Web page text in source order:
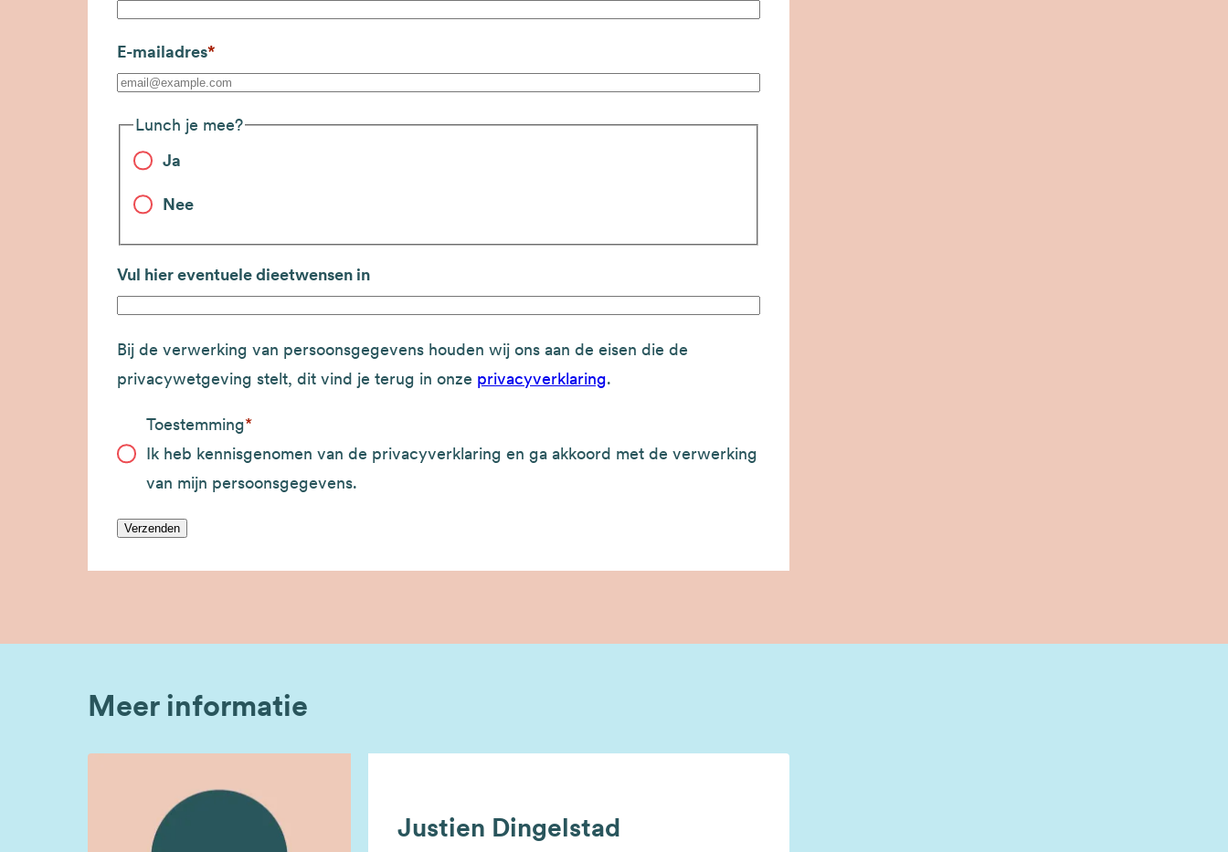
E-mailadres
Lunch je mee?
Ja
Nee
Vul hier eventuele dieetwensen in
Bij de verwerking van persoonsgegevens houden wij ons aan de eisen die de
privacywetgeving stelt, dit vind je terug in onze privacyverklaring.
Toestemming
Ik heb kennisgenomen van de privacyverklaring en ga akkoord met de verwerking
van mijn persoonsgegevens.
Verzenden
Meer informatie
Justien Dingelstad